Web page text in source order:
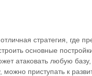
стратегия, где
основные
атаковать любую
можно приступать к